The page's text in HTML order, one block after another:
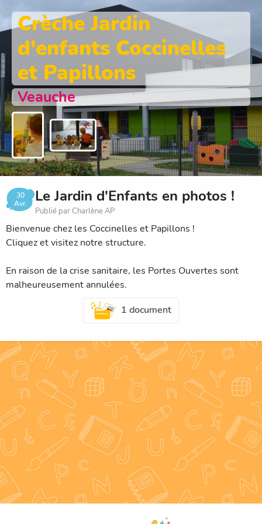
Crèche Jardin
d'enfants Coccinelles
et Papillons
Veauche
30
Avr.
Le Jardin d'Enfants en photos !
Publié par Charlène AP
Bienvenue chez les Coccinelles et Papillons !
Cliquez et visitez notre structure.
En raison de la crise sanitaire, les Portes Ouvertes sont
malheureusement annulées.
1 document